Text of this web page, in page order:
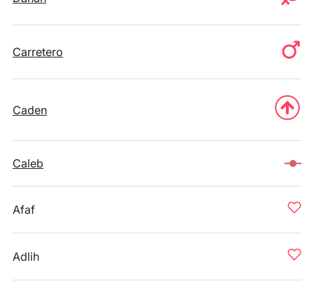
Carretero
Caden
Caleb
Afaf
Adlih